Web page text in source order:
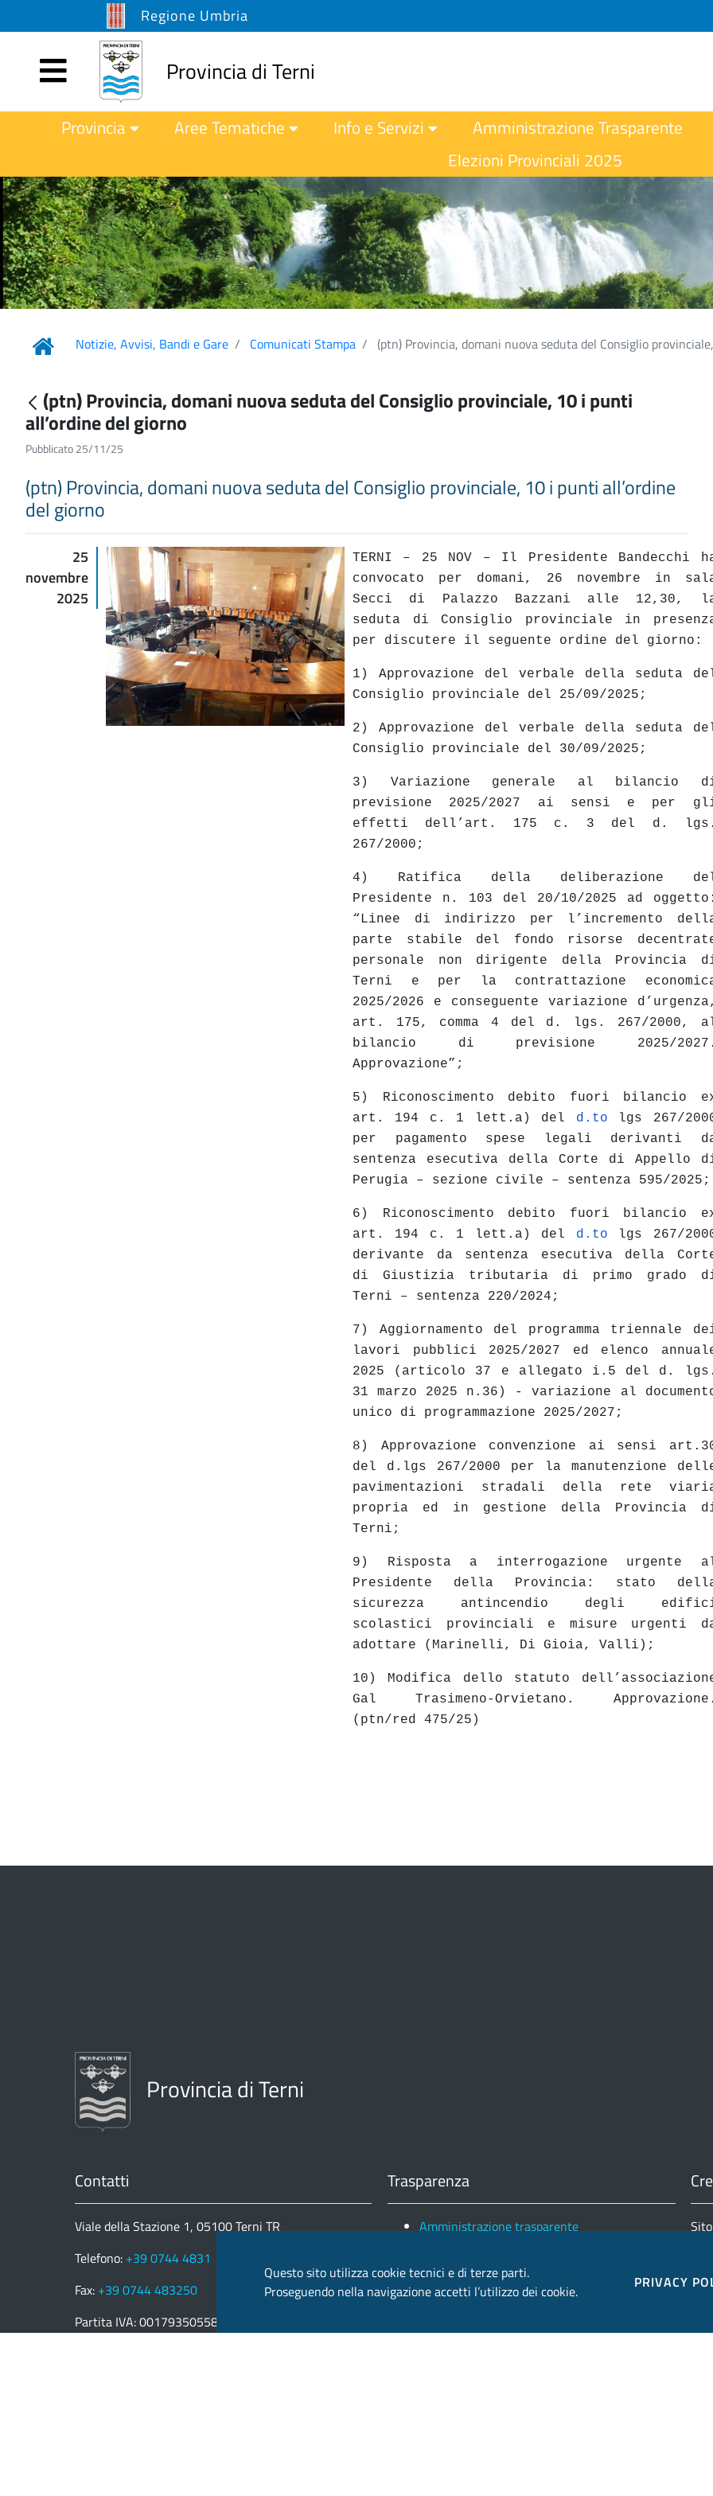
Regione Umbria
Provincia di Terni
Provincia Aree Tematiche Info e Servizi Amministrazione Trasparente
Elezioni Provinciali 2025
Notizie, Avvisi, Bandi e Gare Comunicati Stampa (ptn) Provincia, domani nuova seduta del Consiglio
(ptn) Provincia, domani nuova seduta del Consiglio provinciale, 10 i punti
all’ordine del giorno
Pubblicato 25/11/25
(ptn) Provincia, domani nuova seduta del Consiglio provinciale, 10 i punti all’ordine
del giorno
25
novembre
2025
TERNI – 25 NOV – Il Presidente Bandecchi
convocato per domani, 26 novembre in
Secci di Palazzo Bazzani alle 12,30,
seduta di Consiglio provinciale in
per discutere il seguente ordine del giorno:
1) Approvazione del verbale della seduta
Consiglio provinciale del 25/09/2025;
2) Approvazione del verbale della seduta
Consiglio provinciale del 30/09/2025;
3) Variazione generale al bilancio
previsione 2025/2027 ai sensi e per
effetti dell’art. 175 c. 3 del d. lgs.
267/2000;
4) Ratifica della deliberazione
Presidente n. 103 del 20/10/2025 ad oggetto:
“Linee di indirizzo per l’incremento
parte stabile del fondo risorse
personale non dirigente della Provincia
Terni e per la contrattazione
2025/2026 e conseguente variazione d’urgenza,
art. 175, comma 4 del d. lgs. 267/2000,
bilancio di previsione 2025/2027.
Approvazione”;
5) Riconoscimento debito fuori bilancio
art. 194 c. 1 lett.a) del d.to lgs 267/
per pagamento spese legali derivanti
sentenza esecutiva della Corte di Appello
Perugia – sezione civile – sentenza 595/2025;
6) Riconoscimento debito fuori bilancio
art. 194 c. 1 lett.a) del d.to lgs 267/
derivante da sentenza esecutiva della
di Giustizia tributaria di primo grado
Terni – sentenza 220/2024;
7) Aggiornamento del programma triennale
lavori pubblici 2025/2027 ed elenco
2025 (articolo 37 e allegato i.5 del d. lgs.
31 marzo 2025 n.36) - variazione al
unico di programmazione 2025/2027;
8) Approvazione convenzione ai sensi
del d.lgs 267/2000 per la manutenzione
pavimentazioni stradali della rete
propria ed in gestione della Provincia
Terni;
9) Risposta a interrogazione urgente
Presidente della Provincia: stato
sicurezza antincendio degli
scolastici provinciali e misure urgenti
adottare (Marinelli, Di Gioia, Valli);
10) Modifica dello statuto
Gal Trasimeno-Orvietano. Approvazione.
(ptn/red 475/25)
Provincia di Terni
Contatti
Viale della Stazione 1, 05100 Terni TR
Telefono: +39 0744 4831
Fax: +39 0744 483250
Partita IVA: 00179350558
Trasparenza
Amministrazione trasparente
Privacy e Cookies
Questo sito utilizza cookie tecnici e di terze parti.
Proseguendo nella navigazione accetti l’utilizzo dei cookie.
PRIVACY